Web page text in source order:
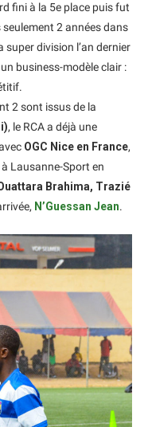
fini à la 5e place puis fut
2 années dans
super division l’an dernier
business-modèle clair :
2 sont issus de la
, le RCA a déjà une
OGC Nice en France,
Lausanne-Sport en
Brahima, Trazié
N’Guessan Jean.